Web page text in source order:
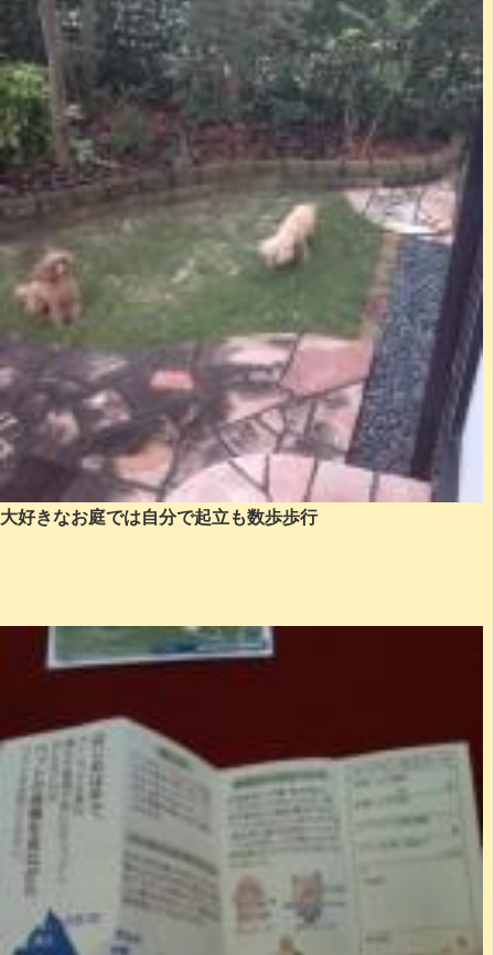
大好きなお庭では自分で起立も数歩歩行